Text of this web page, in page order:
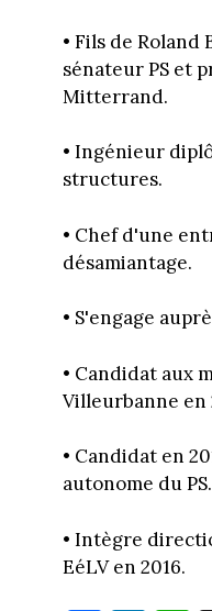
• Fils de Roland
sénateur PS et
Mitterrand.
• Ingénieur
structures.
• Chef d'une
désamiantage.
• S'engage
• Candidat aux
Villeurbanne en
• Candidat en
autonome du PS.
• Intègre
EéLV en 2016.